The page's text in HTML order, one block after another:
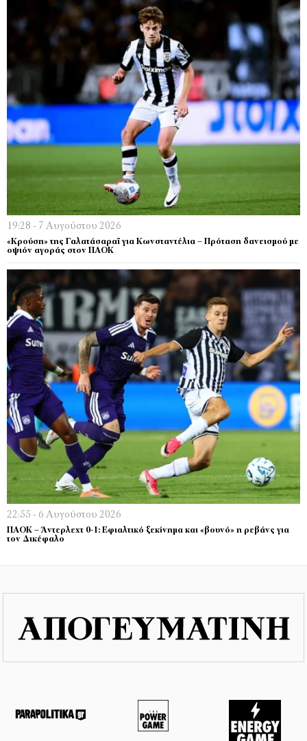
19:28 - 7 Αυγούστου 2026
«Κρούση» της Γαλατάσαραϊ για Κωνσταντέλια – Πρόταση δανεισμού με
οψιόν αγοράς στον ΠΑΟΚ
22:55 - 6 Αυγούστου 2026
ΠΑΟΚ – Άντερλεχτ 0-1: Εφιαλτικό ξεκίνημα και «βουνό» η ρεβάνς για
τον Δικέφαλο